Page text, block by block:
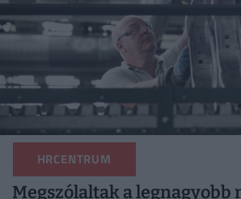
HRCENTRUM
Megszólaltak a legnagyobb